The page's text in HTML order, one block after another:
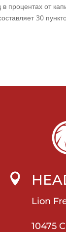
в процентах от
30

Lion
10475